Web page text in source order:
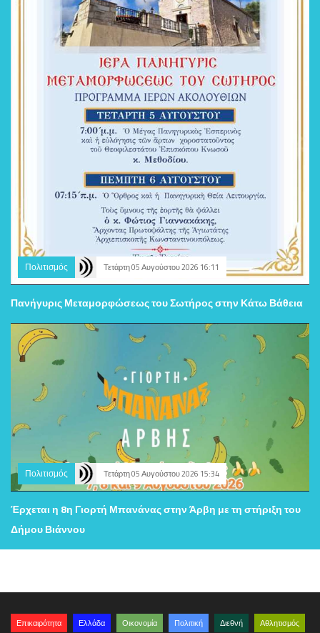
Πολιτισμός Τετάρτη 05 Αυγούστου 2026 16:11
Πανήγυρις Μεταμορφώσεως του Σωτήρος στην Κάτω Βάθεια
Πολιτισμός Τετάρτη 05 Αυγούστου 2026 15:34
Έρχεται η 8η Γιορτή Μπανάνας στην Άρβη με τη στήριξη του
Δήμου Βιάννου
Επικαιρότητα Ελλάδα Οικονομία Πολιτική Διεθνή Αθλητισμός